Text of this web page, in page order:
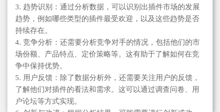
3. 趋势识别：通过分析数据，可以识别出插件市场的发展
趋势，例如哪些类型的插件最受欢迎，以及这些趋势是否
持续存在。
4. 竞争分析：还需要分析竞争对手的情况，包括他们的市
场份额、产品特点、定价策略等。这有助于了解如何在竞
争中保持优势。
5. 用户反馈：除了数据分析外，还需要关注用户的反馈，
了解他们对插件的看法和需求。这可以通过调查问卷、用
户论坛等方式实现。